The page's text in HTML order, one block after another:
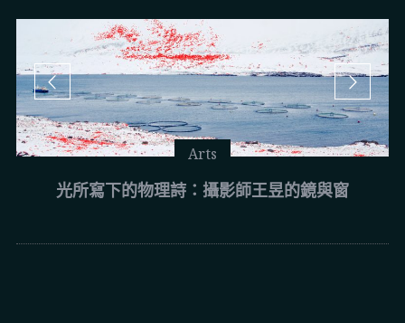
Arts
光所寫下的物理詩：攝影師王昱的鏡與窗